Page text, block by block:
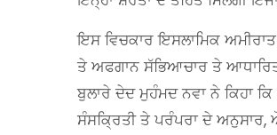
ਇਸ ਵਿਚਕਾਰ ਇਸਲਾਮਿਕ
ਤੇ ਅਫਗਾਨ ਸੱਭਿਆਚਾਰ ਤੇ
ਬੁਲਾਰੇ ਦੇਦ ਮੁਹੰਮਦ ਨਵਾ ਨੇ ਕਿਹਾ
ਸੰਸਕ੍ਰਿਤੀ ਤੇ ਪਰੰਪਰਾ ਦੇ ਅਨੁਸਾਰ,